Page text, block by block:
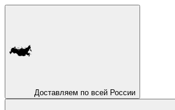
Доставляем по всей России